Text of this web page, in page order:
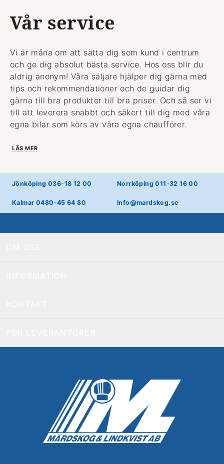
Vår service
Vi är måna om att sätta dig som kund i centrum
och ge dig absolut bästa service. Hos oss blir du
aldrig anonym! Våra säljare hjälper dig gärna med
tips och rekommendationer och de guidar dig
gärna till bra produkter till bra priser. Och så ser vi
till att leverera snabbt och säkert till dig med våra
egna bilar som körs av våra egna chaufförer.
LÄS MER
Jönköping 036-18 12 00 Norrköping 011-32 16 00
Kalmar 0480-45 64 80 info@mardskog.se